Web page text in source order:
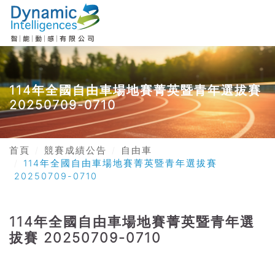
114年全國自由車場地賽菁英暨青年選拔賽
20250709-0710
首頁 競賽成績公告
自由車
114年全國自由車場地賽菁英暨青年選拔賽
20250709-0710
114年全國自由車場地賽菁英暨青年選
拔賽 20250709-0710